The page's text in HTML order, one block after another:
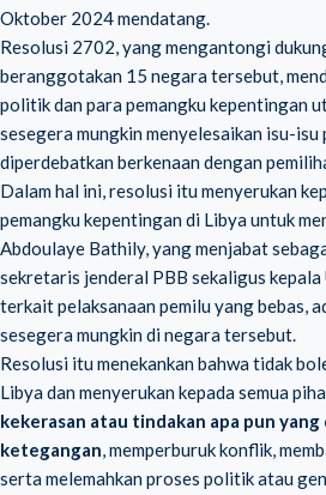
Oktober 2024 mendatang.
Resolusi 2702, yang mengantongi
beranggotakan 15 negara tersebut,
politik dan para pemangku kepentingan
sesegera mungkin menyelesaikan isu-
diperdebatkan berkenaan dengan
Dalam hal ini, resolusi itu menyerukan
pemangku kepentingan di Libya untuk
Abdoulaye Bathily, yang menjabat
sekretaris jenderal PBB sekaligus
terkait pelaksanaan pemilu yang bebas,
sesegera mungkin di negara tersebut.
Resolusi itu menekankan bahwa tidak
Libya dan menyerukan kepada semua
kekerasan atau tindakan apa pun
ketegangan, memperburuk konflik,
serta melemahkan proses politik atau